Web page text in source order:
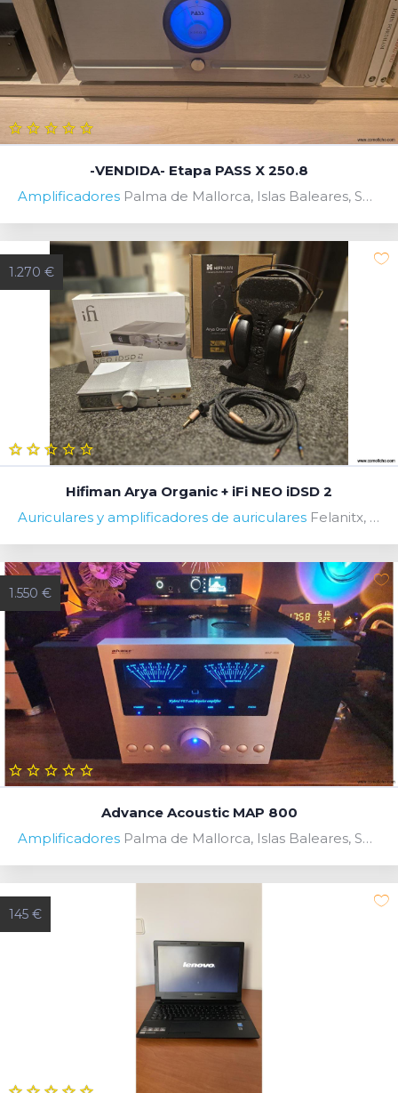
-VENDIDA- Etapa PASS X 250.8
Amplificadores Palma de Mallorca, Islas Baleares, Spain
1.270 €
Hifiman Arya Organic + iFi NEO iDSD 2
Auriculares y amplificadores de auriculares Felanitx, Islas Baleares, Spain
1.550 €
Advance Acoustic MAP 800
Amplificadores Palma de Mallorca, Islas Baleares, Spain
145 €